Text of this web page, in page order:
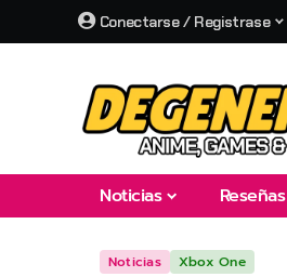
Conectarse / Registrase
Noticias Reseñas
Noticias Xbox One